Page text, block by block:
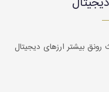
رونق بیشتر ارزهای دیجیتال